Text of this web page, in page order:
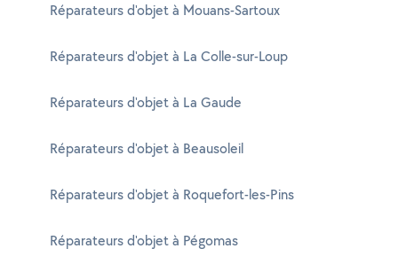
Réparateurs d'objet à Mouans-Sartoux
Réparateurs d'objet à La Colle-sur-Loup
Réparateurs d'objet à La Gaude
Réparateurs d'objet à Beausoleil
Réparateurs d'objet à Roquefort-les-Pins
Réparateurs d'objet à Pégomas